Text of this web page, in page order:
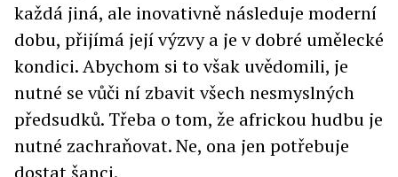
každá jiná, ale inovativně následuje moderní
dobu, přijímá její výzvy a je v dobré umělecké
kondici. Abychom si to však uvědomili, je
nutné se vůči ní zbavit všech nesmyslných
předsudků. Třeba o tom, že africkou hudbu je
nutné zachraňovat. Ne, ona jen potřebuje